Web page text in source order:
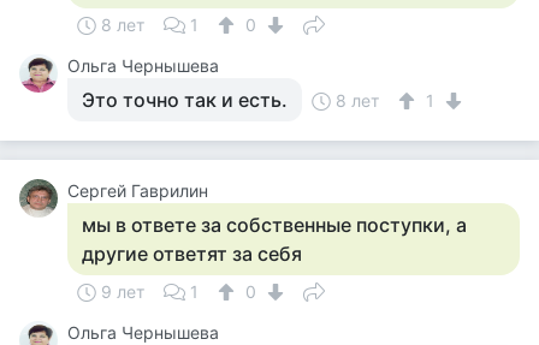
8 лет 1
0
Ольга Чернышева
Это точно так и есть. 8 лет 1
Сергей Гаврилин
мы в ответе за собственные поступки, а
другие ответят за себя
9 лет 1
0
Ольга Чернышева